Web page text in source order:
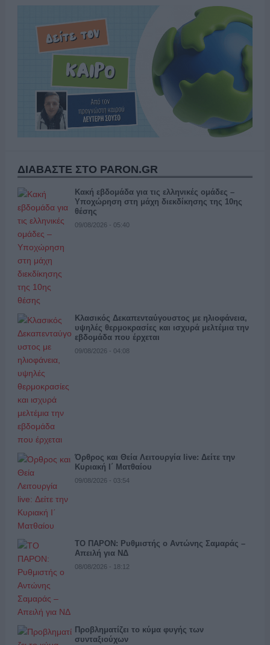
ΔΙΑΒΑΣΤΕ ΣΤΟ PARON.GR
Κακή εβδομάδα για τις ελληνικές ομάδες –
Υποχώρηση στη μάχη διεκδίκησης της 10ης
θέσης
09/08/2026 - 05:40
Κλασικός Δεκαπενταύγουστος με ηλιοφάνεια,
υψηλές θερμοκρασίες και ισχυρά μελτέμια την
εβδομάδα που έρχεται
09/08/2026 - 04:08
Όρθρος και Θεία Λειτουργία live: Δείτε την
Κυριακή Ι΄ Ματθαίου
09/08/2026 - 03:54
ΤΟ ΠΑΡΟΝ: Ρυθμιστής ο Αντώνης Σαμαράς –
Απειλή για ΝΔ
08/08/2026 - 18:12
Προβληματίζει το κύμα φυγής των
συνταξιούχων